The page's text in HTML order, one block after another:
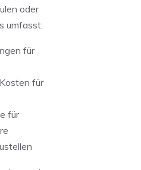
oder
umfasst:
für
für
für